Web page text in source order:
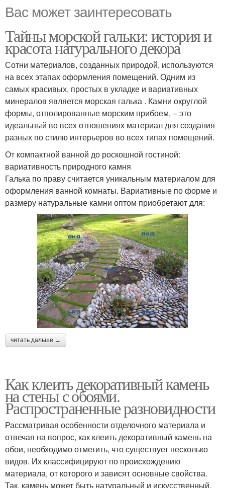
Вас может заинтересовать
Тайны морской гальки: история и
красота натурального декора
Сотни материалов, созданных природой, используются
на всех этапах оформления помещений. Одним из
самых красивых, простых в укладке и вариативных
минералов является морская галька . Камни округлой
формы, отполированные морским прибоем, – это
идеальный во всех отношениях материал для создания
разных по стилю интерьеров во всех типах помещений.
От компактной ванной до роскошной гостиной:
вариативность природного камня
Галька по праву считается уникальным материалом для
оформления ванной комнаты. Вариативные по форме и
размеру натуральные камни оптом приобретают для:
читать дальше →
Как клеить декоративный камень
на стены с обоями.
Распространенные разновидности
Рассматривая особенности отделочного материала и
отвечая на вопрос, как клеить декоративный камень на
обои, необходимо отметить, что существует несколько
видов. Их классифицируют по происхождению
материала, от которого и зависят основные свойства.
Так, камень может быть натуральный и искусственный.